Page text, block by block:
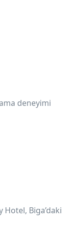
deneyimi
Biga’daki